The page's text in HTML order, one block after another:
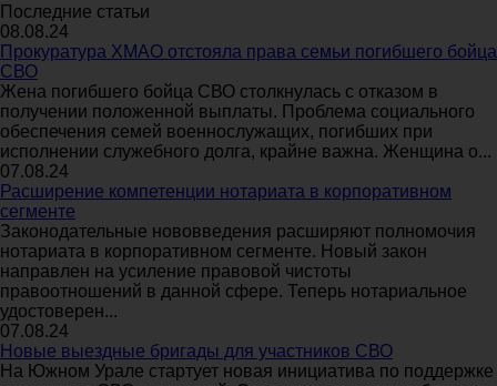
Последние статьи
08.08.24
Прокуратура ХМАО отстояла права семьи погибшего бойца
СВО
Жена погибшего бойца СВО столкнулась с отказом в
получении положенной выплаты. Проблема социального
обеспечения семей военнослужащих, погибших при
исполнении служебного долга, крайне важна. Женщина о...
07.08.24
Расширение компетенции нотариата в корпоративном
сегменте
Законодательные нововведения расширяют полномочия
нотариата в корпоративном сегменте. Новый закон
направлен на усиление правовой чистоты
правоотношений в данной сфере. Теперь нотариальное
удостоверен...
07.08.24
Новые выездные бригады для участников СВО
На Южном Урале стартует новая инициатива по поддержке